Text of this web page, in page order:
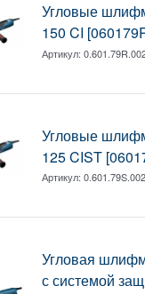
Угловые
150 CI
Артикул:
Угловые
125 CIST
Артикул:
Угловая
с системой